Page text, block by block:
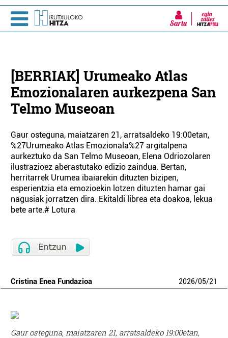
Sartu
[BERRIAK] Urumeako Atlas
Emozionalaren aurkezpena San
Telmo Museoan
Gaur osteguna, maiatzaren 21, arratsaldeko 19:00etan,
%27Urumeako Atlas Emozionala%27 argitalpena
aurkeztuko da San Telmo Museoan, Elena Odriozolaren
ilustrazioez aberastutako edizio zaindua. Bertan,
herritarrek Urumea ibaiarekin dituzten bizipen,
esperientzia eta emozioekin lotzen dituzten hamar gai
nagusiak jorratzen dira. Ekitaldi librea eta doakoa, lekua
bete arte.# Lotura
Cristina Enea Fundazioa 2026/05/21
Gaur osteguna, maiatzaren 21, arratsaldeko 19:00etan,